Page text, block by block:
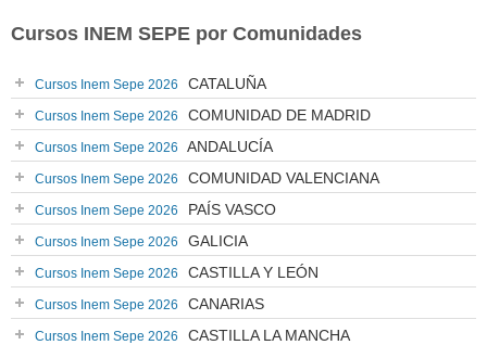
Cursos INEM SEPE por Comunidades
Cursos Inem Sepe 2026 CATALUÑA
Cursos Inem Sepe 2026 COMUNIDAD DE MADRID
Cursos Inem Sepe 2026 ANDALUCÍA
Cursos Inem Sepe 2026 COMUNIDAD VALENCIANA
Cursos Inem Sepe 2026 PAÍS VASCO
Cursos Inem Sepe 2026 GALICIA
Cursos Inem Sepe 2026 CASTILLA Y LEÓN
Cursos Inem Sepe 2026 CANARIAS
Cursos Inem Sepe 2026 CASTILLA LA MANCHA